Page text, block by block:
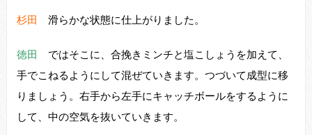
杉田 滑らかな状態に仕上がりました。
徳田 ではそこに、合挽きミンチと塩こしょうを加えて、
⼿でこねるようにして混ぜていきます。つづいて成型に移
りましょう。右⼿から左⼿にキャッチボールをするように
して、中の空気を抜いていきます。